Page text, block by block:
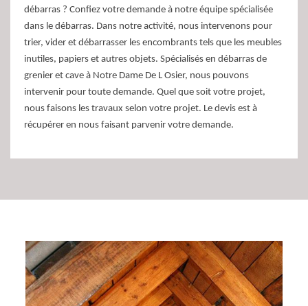
débarras ? Confiez votre demande à notre équipe spécialisée
dans le débarras. Dans notre activité, nous intervenons pour
trier, vider et débarrasser les encombrants tels que les meubles
inutiles, papiers et autres objets. Spécialisés en débarras de
grenier et cave à Notre Dame De L Osier, nous pouvons
intervenir pour toute demande. Quel que soit votre projet,
nous faisons les travaux selon votre projet. Le devis est à
récupérer en nous faisant parvenir votre demande.